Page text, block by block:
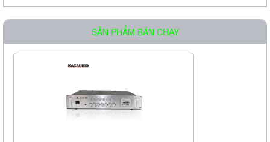
SẢN PHẨM BÁN CHẠY
Loa Treo Tường Kasen 206 GT